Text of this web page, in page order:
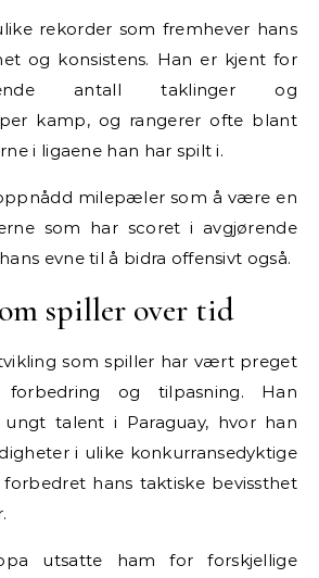
rekorder som fremhever hans
og konsistens. Han er kjent for
antall taklinger og
kamp, og rangerer ofte blant
i ligaene han har spilt i.
milepæler som å være en
som har scoret i avgjørende
evne til å bidra offensivt også.
spiller over tid
som spiller har vært preget
og tilpasning. Han
talent i Paraguay, hvor han
i ulike konkurransedyktige
hans taktiske bevissthet
utsatte ham for forskjellige